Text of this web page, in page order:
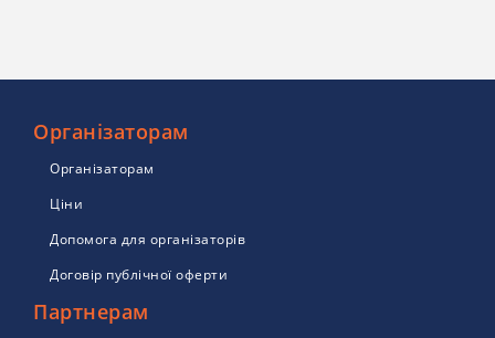
Організаторам
Організаторам
Ціни
Допомога для організаторів
Договір публічної оферти
Партнерам